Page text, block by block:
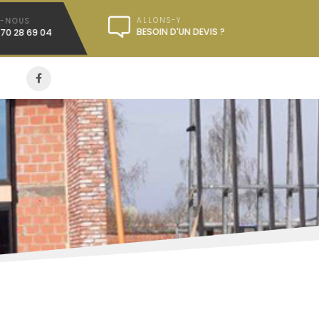
NOUS
28 69 04
ALLONS-Y
BESOIN D'UN DEVIS ?